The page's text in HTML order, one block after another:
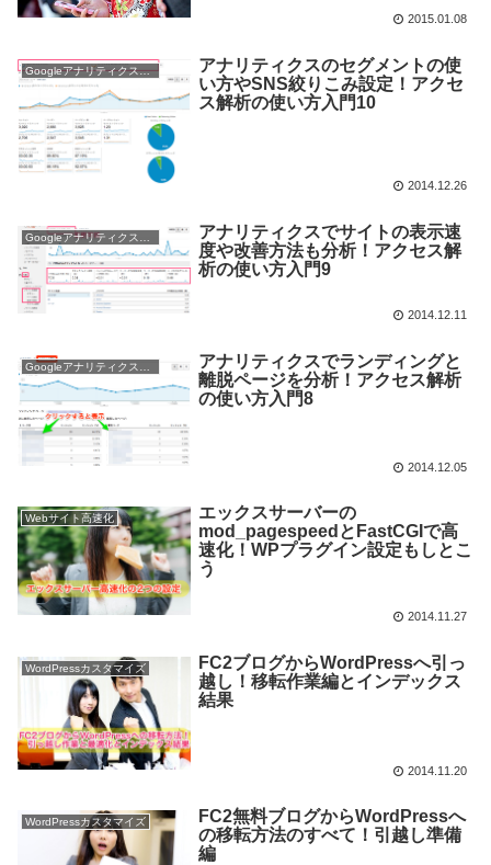
2015.01.08
Googleアナリティクス使い方
アナリティクスのセグメントの使
い方やSNS絞りこみ設定！アクセ
ス解析の使い方入門10
2014.12.26
アナリティクスでサイトの表示速
度や改善方法も分析！アクセス解
析の使い方入門9
2014.12.11
アナリティクスでランディングと
離脱ページを分析！アクセス解析
の使い方入門8
2014.12.05
Webサイト高速化
エックスサーバーの
mod_pagespeedとFastCGIで高
速化！WPプラグイン設定もしとこ
う
2014.11.27
WordPressカスタマイズ
FC2ブログからWordPressへ引っ
越し！移転作業編とインデックス
結果
2014.11.20
WordPressカスタマイズ
FC2無料ブログからWordPressへ
の移転方法のすべて！引越し準備
編